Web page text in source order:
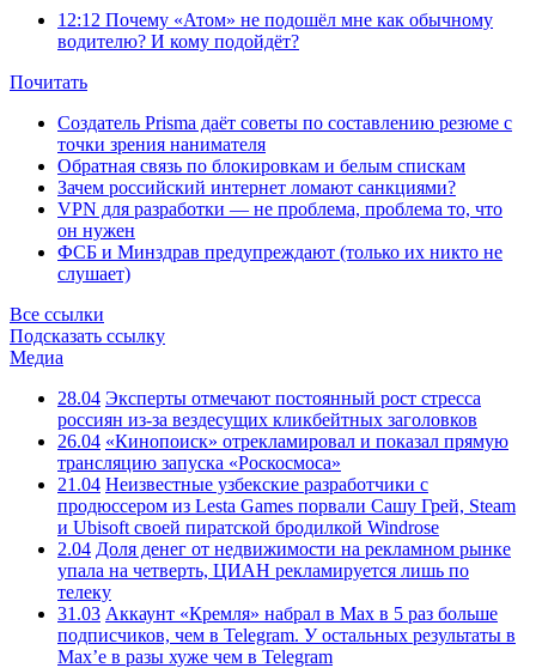
12:12 Почему «Атом» не подошёл мне как обычному
водителю? И кому подойдёт?
Почитать
Создатель Prisma даёт советы по составлению резюме с
точки зрения нанимателя
Обратная связь по блокировкам и белым спискам
Зачем российский интернет ломают санкциями?
VPN для разработки — не проблема, проблема то, что
он нужен
ФСБ и Минздрав предупреждают (только их никто не
слушает)
Все ссылки
Подсказать ссылку
Медиа
28.04 Эксперты отмечают постоянный рост стресса
россиян из-за вездесущих кликбейтных заголовков
26.04 «Кинопоиск» отрекламировал и показал прямую
трансляцию запуска «Роскосмоса»
21.04 Неизвестные узбекские разработчики с
продюссером из Lesta Games порвали Сашу Грей, Steam
и Ubisoft своей пиратской бродилкой Windrose
2.04 Доля денег от недвижимости на рекламном рынке
упала на четверть, ЦИАН рекламируется лишь по
телеку
31.03 Аккаунт «Кремля» набрал в Max в 5 раз больше
подписчиков, чем в Telegram. У остальных результаты в
Max’е в разы хуже чем в Telegram